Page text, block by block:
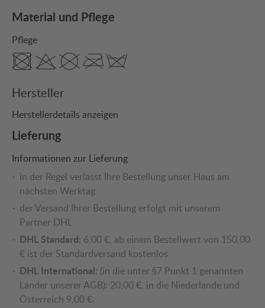
Material und Pflege
Pflege
Hersteller
Herstellerdetails anzeigen
Lieferung
Informationen zur Lieferung
in der Regel verlässt Ihre Bestellung unser Haus am
nächsten Werktag
der Versand Ihrer Bestellung erfolgt mit unserem
Partner DHL
DHL Standard: 6,00 €, ab einem Bestellwert von 150,00
€ ist der Standardversand kostenlos
DHL International: (in die unter §7 Punkt 1 genannten
Länder unserer AGB): 20,00 €, in die Niederlande und
Österreich 9,00 €.